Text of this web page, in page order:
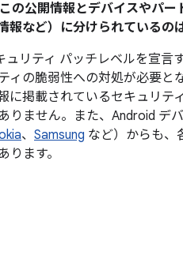
の公開情報とデバイスやパ
報など）に分けられているの
リティ パッチレベルを宣言
ィの脆弱性への対処が必要と
に掲載されているセキュリテ
りません。また、Android デ
、 Samsung など）からも、
ます。